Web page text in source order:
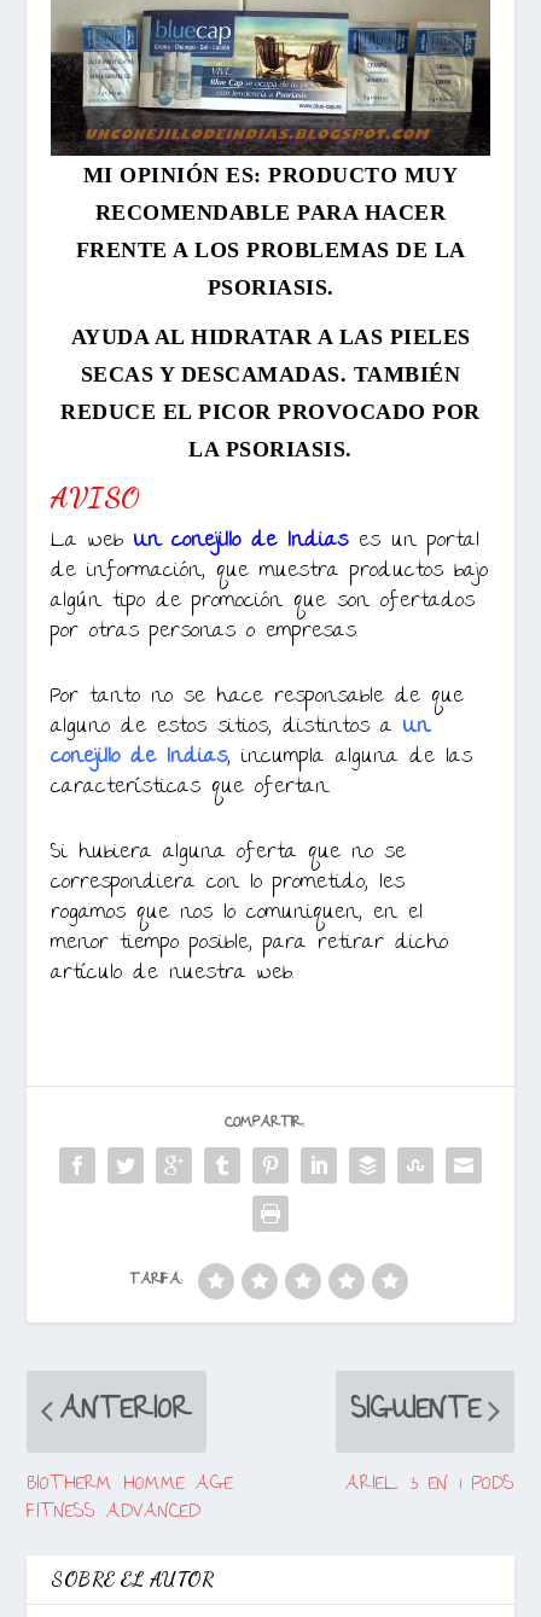
MI OPINIÓN ES: PRODUCTO MUY
RECOMENDABLE PARA HACER
FRENTE A LOS PROBLEMAS DE LA
PSORIASIS.
AYUDA AL HIDRATAR A LAS PIELES
SECAS Y DESCAMADAS. TAMBIÉN
REDUCE EL PICOR PROVOCADO POR
LA PSORIASIS.
AVISO
La webUn conejillo de Indias es un portal
de información, que muestra productos bajo
algún tipo de promoción que son ofertados
por otras personas o empresas.
Por tanto no se hace responsable de que
alguno de estos sitios, distintos aUn
conejillo de Indias, incumpla alguna de las
características que ofertan.
Si hubiera alguna oferta que no se
correspondiera con lo prometido, les
rogamos que nos lo comuniquen, en el
menor tiempo posible, para retirar dicho
artículo de nuestra web.
COMPARTIR:
TARIFA:
ANTERIOR
BIOTHERM HOMME AGE
FITNESS ADVANCED
SIGUIENTE
ARIEL 3 EN 1 PODS
SOBRE EL AUTOR